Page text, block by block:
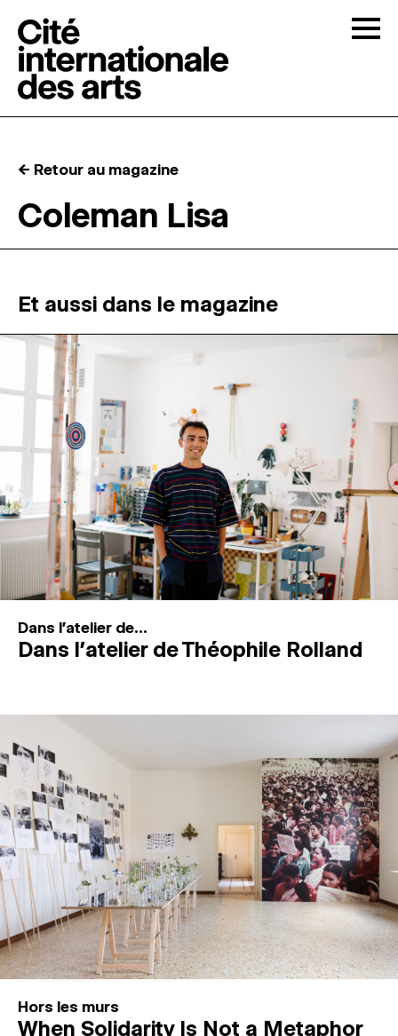
RÉSIDENCES ↓
ATELIERS OUVERTS
PROGRAMMATION
MAGAZINE
ESPACES DE PRATIQUE ARTISTIQUE ↓
Recherche
Connexion
← Retour au magazine
Coleman Lisa
Et aussi dans le magazine
Dans l'atelier de...
Dans l’atelier de Théophile Rolland
Hors les murs
When Solidarity Is Not a Metaphor